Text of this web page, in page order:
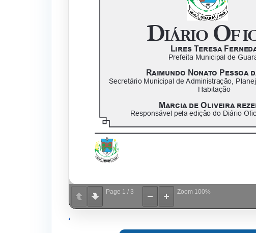
Page 1 / 3 Zoom 100%
.